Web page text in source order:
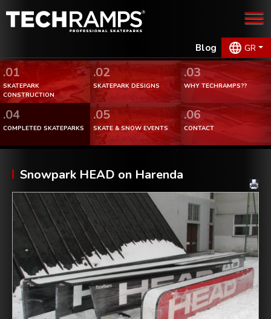
Blog GR
.01
SKATEPARK
CONSTRUCTION
.02
SKATEPARK DESIGNS
.03
WHY TECHRAMPS??
.04
COMPLETED SKATEPARKS
.05
SKATE & SNOW EVENTS
.06
CONTACT
Snowpark HEAD on Harenda